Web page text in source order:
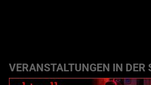
VERANSTALTUNGEN IN DER